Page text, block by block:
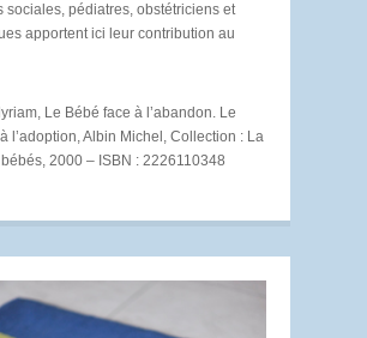
sociales, pédiatres, obstétriciens et
apportent ici leur contribution au
Le Bébé face à l’abandon. Le
l’adoption, Albin Michel, Collection : La
2000 – ISBN : 2226110348